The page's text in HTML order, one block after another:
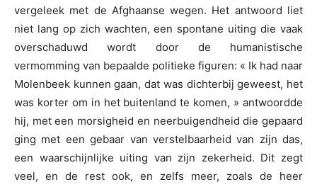
vergeleek met de Afghaanse wegen. Het antwoord liet
niet lang op zich wachten, een spontane uiting die vaak
overschaduwd wordt door de humanistische
vermomming van bepaalde politieke figuren: « Ik had naar
Molenbeek kunnen gaan, dat was dichterbij geweest, het
was korter om in het buitenland te komen, » antwoordde
hij, met een morsigheid en neerbuigendheid die gepaard
ging met een gebaar van verstelbaarheid van zijn das,
een waarschijnlijke uiting van zijn zekerheid. Dit zegt
veel, en de rest ook, en zelfs meer, zoals de heer